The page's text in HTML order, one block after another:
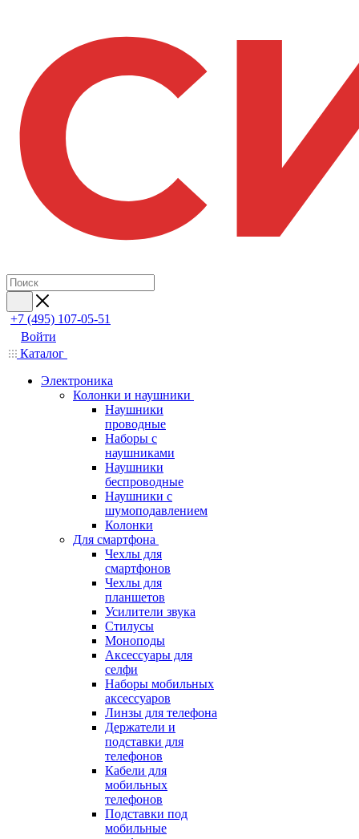
+7 (495) 107-05-51
Войти
Каталог
Электроника
Колонки и наушники
Наушники
проводные
Наборы с
наушниками
Наушники
беспроводные
Наушники с
шумоподавлением
Колонки
Для смартфона
Чехлы для
смартфонов
Чехлы для
планшетов
Усилители звука
Стилусы
Моноподы
Аксессуары для
селфи
Наборы мобильных
аксессуаров
Линзы для телефона
Держатели и
подставки для
телефонов
Кабели для
мобильных
телефонов
Подставки под
мобильные